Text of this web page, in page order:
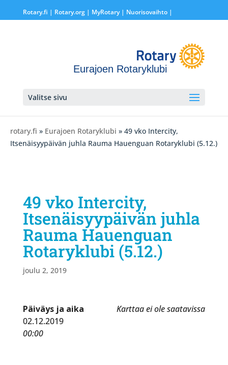
Rotary.fi | Rotary.org| MyRotary | Nuorisovaihto|
Eurajoen Rotaryklubi
Valitse sivu
rotary.fi » Eurajoen Rotaryklubi » 49 vko Intercity,
Itsenäisyypäivän juhla Rauma Hauenguan Rotaryklubi (5.12.)
49 vko Intercity,
Itsenäisyypäivän juhla
Rauma Hauenguan
Rotaryklubi (5.12.)
joulu 2, 2019
Karttaa ei ole saatavissa
Päiväys ja aika
02.12.2019
00:00